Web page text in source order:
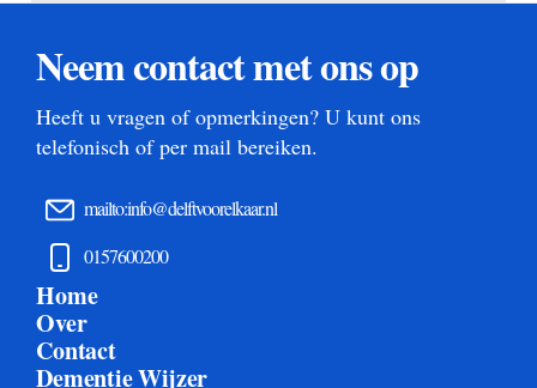
Neem contact met ons op
Heeft u vragen of opmerkingen? U kunt ons
telefonisch of per mail bereiken.
mailto:info@delftvoorelkaar.nl
0157600200
Home
Over
Contact
Dementie Wijzer